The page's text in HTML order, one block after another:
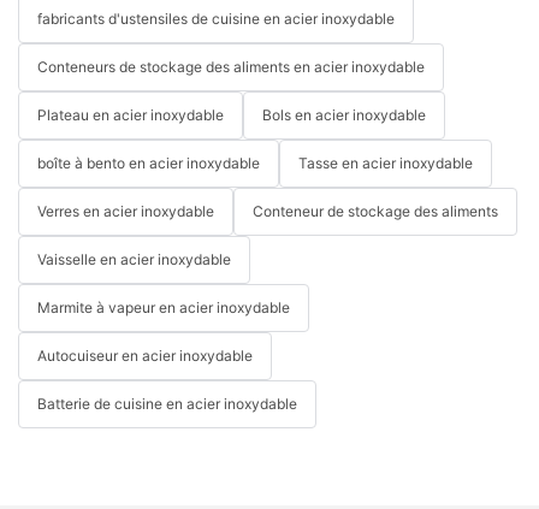
fabricants d'ustensiles de cuisine en acier inoxydable
Conteneurs de stockage des aliments en acier inoxydable
Plateau en acier inoxydable Bols en acier inoxydable
boîte à bento en acier inoxydable Tasse en acier inoxydable
Verres en acier inoxydable Conteneur de stockage des aliments
Vaisselle en acier inoxydable
Marmite à vapeur en acier inoxydable
Autocuiseur en acier inoxydable
Batterie de cuisine en acier inoxydable